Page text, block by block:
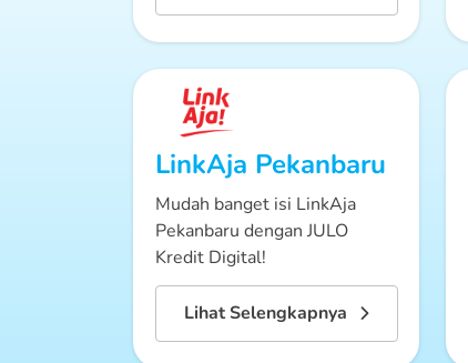
LinkAja Pekanbaru
Mudah banget isi LinkAja
Pekanbaru dengan JULO
Kredit Digital!
Lihat Selengkapnya